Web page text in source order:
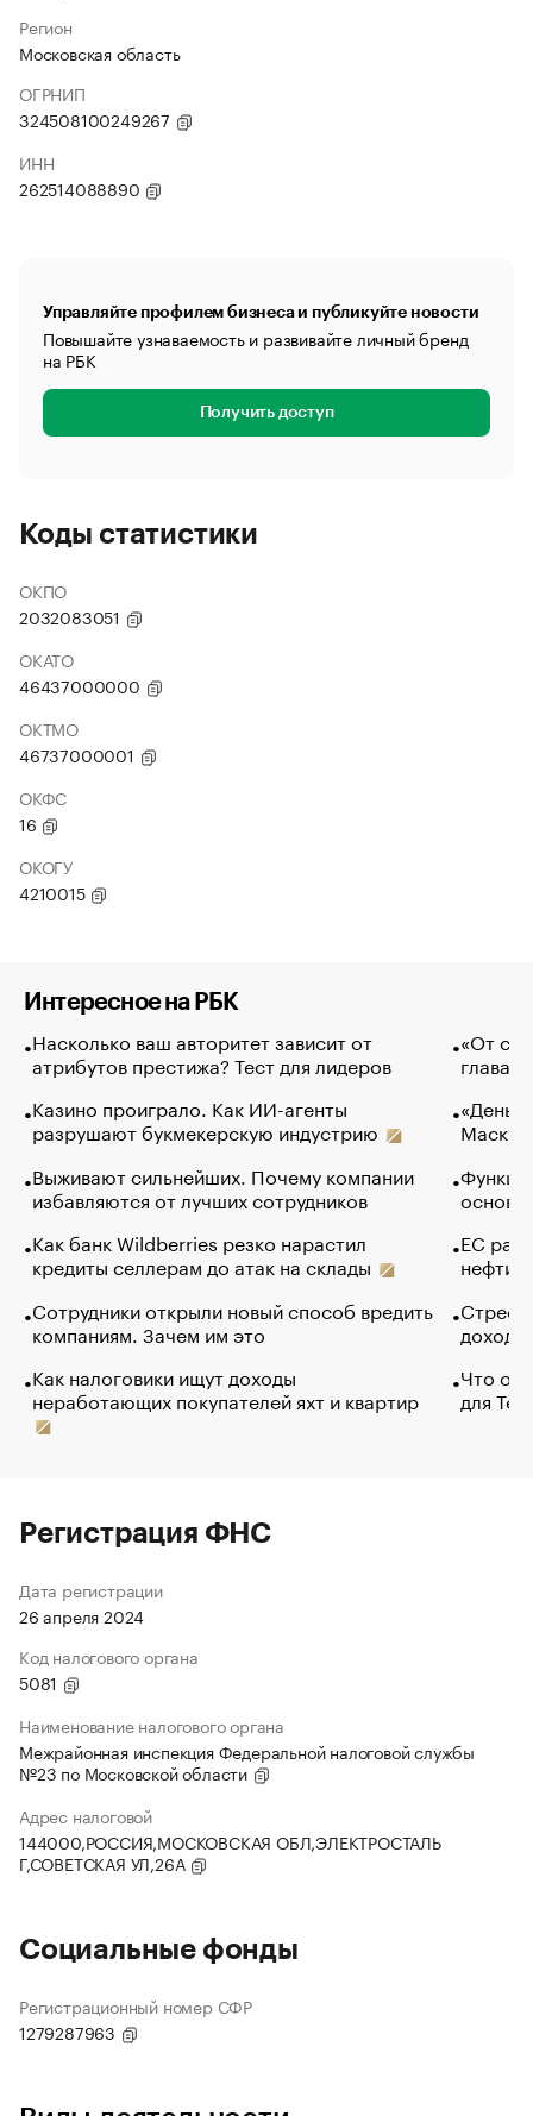
Регион
Московская область
ОГРНИП
324508100249267
ИНН
262514088890
Управляйте профилем бизнеса и публикуйте новости
Повышайте узнаваемость и развивайте личный бренд
на РБК
Получить доступ
Коды статистики
ОКПО
2032083051
ОКАТО
46437000000
ОКТМО
46737000001
ОКФС
16
ОКОГУ
4210015
Интересное на РБК
Насколько ваш авторитет зависит от
атрибутов престижа? Тест для лидеров
Казино проиграло. Как ИИ-агенты
разрушают букмекерскую индустрию
Выживают сильнейших. Почему компании
избавляются от лучших сотрудников
Как банк Wildberries резко нарастил
кредиты селлерам до атак на склады
Сотрудники открыли новый способ вредить
компаниям. Зачем им это
Как налоговики ищут доходы
неработающих покупателей яхт и квартир
«От
глава
Маск в
основ
ЕС
нефти
Что
для
Регистрация ФНС
Дата регистрации
26 апреля 2024
Код налогового органа
5081
Наименование налогового органа
Межрайонная инспекция Федеральной налоговой службы
№23 по Московской области
Адрес налоговой
144000,РОССИЯ,МОСКОВСКАЯ ОБЛ,ЭЛЕКТРОСТАЛЬ
Г,СОВЕТСКАЯ УЛ,26А
Социальные фонды
Регистрационный номер СФР
1279287963